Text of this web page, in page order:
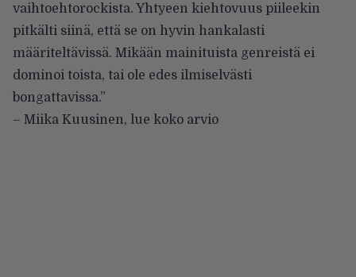
vaihtoehtorockista. Yhtyeen kiehtovuus piileekin
pitkälti siinä, että se on hyvin hankalasti
määriteltävissä. Mikään mainituista genreistä ei
dominoi toista, tai ole edes ilmiselvästi
bongattavissa.”
– Miika Kuusinen, lue koko arvio